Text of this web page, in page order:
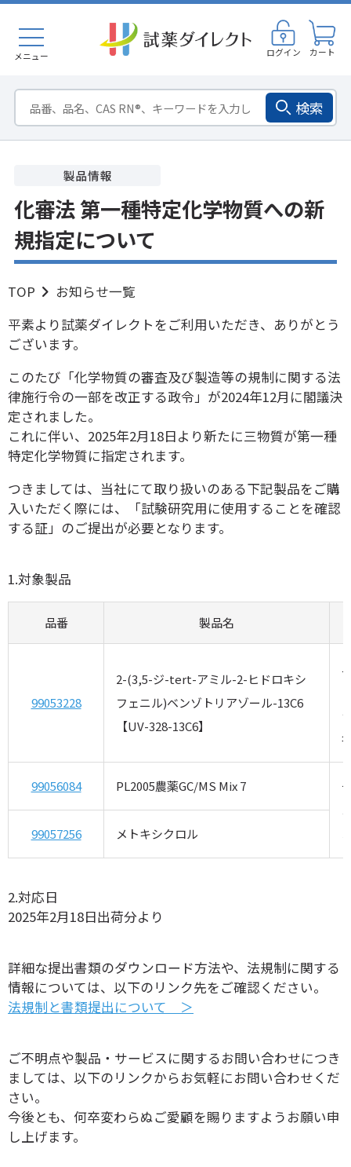
メニュー ログイン カート
検索
化審法 第一種特定化学物質への新
規指定について
TOP
お知らせ一覧
平素より試薬ダイレクトをご利用いただき、ありがとう
ございます。
このたび「化学物質の審査及び製造等の規制に関する法
律施行令の一部を改正する政令」が2024年12月に閣議決
定されました。
これに伴い、2025年2月18日より新たに三物質が第一種
特定化学物質に指定されます。
つきましては、当社にて取り扱いのある下記製品をご購
入いただく際には、「試験研究用に使用することを確認
する証」のご提出が必要となります。
1.対象製品
品番 製品名
99053228
2-(3,5-ジ-tert-アミル-2-ヒドロキシ
フェニル)ベンゾトリアゾール-13C6
【UV-328-13C6】
99056084 PL2005農薬GC/MS Mix 7
99057256 メトキシクロル
2.対応日
2025年2月18日出荷分より
詳細な提出書類のダウンロード方法や、法規制に関する
情報については、以下のリンク先をご確認ください。
法規制と書類提出について ＞
ご不明点や製品・サービスに関するお問い合わせにつき
ましては、以下のリンクからお気軽にお問い合わせくだ
さい。
今後とも、何卒変わらぬご愛顧を賜りますようお願い申
し上げます。